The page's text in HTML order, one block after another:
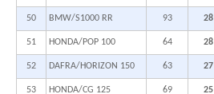
50 BMW/S1000 RR 93 28
51 HONDA/POP 100 64 28
52 DAFRA/HORIZON 150 63 27
53 HONDA/CG 125 69 25